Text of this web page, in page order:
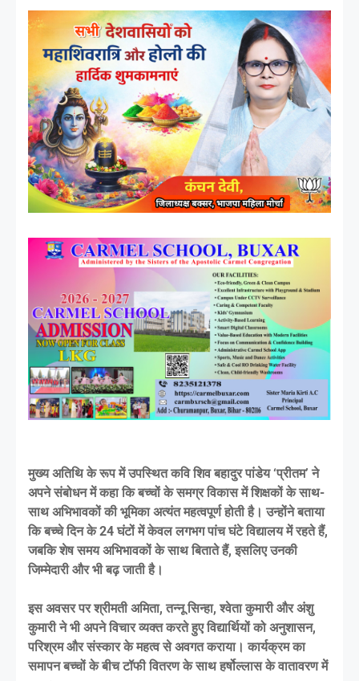
मुख्य अतिथि के रूप में उपस्थित कवि शिव बहादुर पांडेय ‘प्रीतम’ ने
अपने संबोधन में कहा कि बच्चों के समग्र विकास में शिक्षकों के साथ-
साथ अभिभावकों की भूमिका अत्यंत महत्वपूर्ण होती है। उन्होंने बताया
कि बच्चे दिन के 24 घंटों में केवल लगभग पांच घंटे विद्यालय में रहते हैं,
जबकि शेष समय अभिभावकों के साथ बिताते हैं, इसलिए उनकी
जिम्मेदारी और भी बढ़ जाती है।
इस अवसर पर श्रीमती अमिता, तन्नू सिन्हा, श्वेता कुमारी और अंशु
कुमारी ने भी अपने विचार व्यक्त करते हुए विद्यार्थियों को अनुशासन,
परिश्रम और संस्कार के महत्व से अवगत कराया। कार्यक्रम का
समापन बच्चों के बीच टॉफी वितरण के साथ हर्षोल्लास के वातावरण में